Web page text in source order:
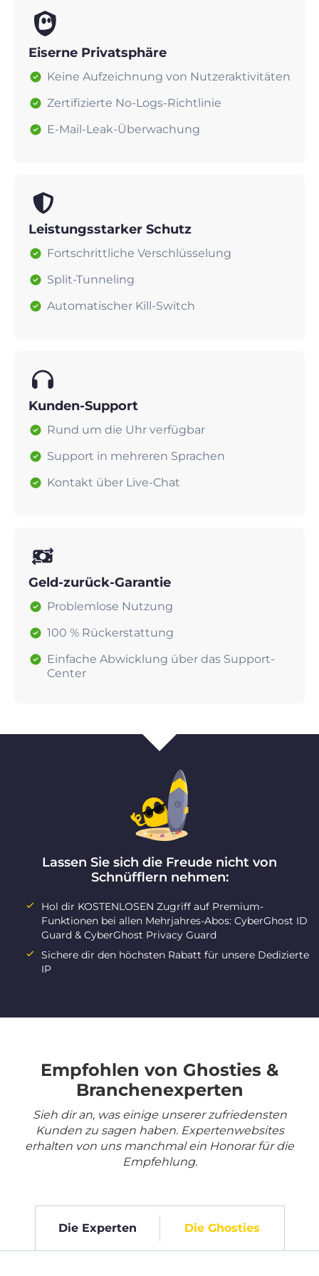
Eiserne Privatsphäre
Keine Aufzeichnung von Nutzeraktivitäten
Zertifizierte No-Logs-Richtlinie
E-Mail-Leak-Überwachung
Leistungsstarker Schutz
Fortschrittliche Verschlüsselung
Split-Tunneling
Automatischer Kill-Switch
Kunden-Support
Rund um die Uhr verfügbar
Support in mehreren Sprachen
Kontakt über Live-Chat
Geld-zurück-Garantie
Problemlose Nutzung
100 % Rückerstattung
Einfache Abwicklung über das Support-
Center
Lassen Sie sich die Freude nicht von
Schnüfflern nehmen:
Hol dir KOSTENLOSEN Zugriff auf Premium-
Funktionen bei allen Mehrjahres-Abos: CyberGhost ID
Guard & CyberGhost Privacy Guard
Sichere dir den höchsten Rabatt für unsere Dedizierte
IP
Empfohlen von Ghosties &
Branchenexperten
Sieh dir an, was einige unserer zufriedensten
Kunden zu sagen haben. Expertenwebsites
erhalten von uns manchmal ein Honorar für die
Empfehlung.
Die Experten Die Ghosties